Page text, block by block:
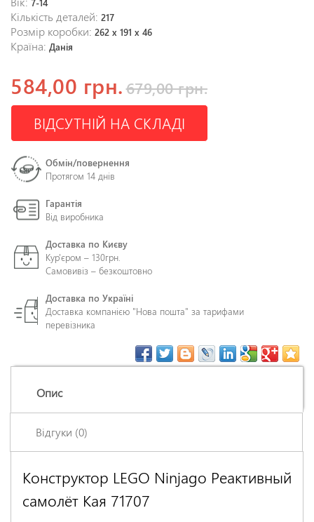
7-14
Кількість деталей: 217
Розмір коробки: 262 x 191 x 46
Країна: Данія
584,00 грн.679,00 грн.
ВІДСУТНІЙ НА СКЛАДІ
Обмін/повернення
Протягом 14 днів
Гарантія
Від виробника
Доставка по Києву
Кур'єром – 130грн.
Самовивіз – безкоштовно
Доставка по Україні
Доставка компанією "Нова пошта" за тарифами
перевізника
Опис
Відгуки (0)
Конструктор LEGO Ninjago Реактивный
самолёт Кая 71707
Залишіть відгук про цей товар першими
*
Ім'я